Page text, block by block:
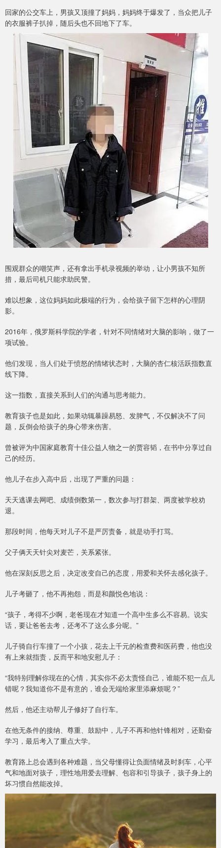
回家的公交车上，男孩又顶撞了妈妈，妈妈终于爆发了，当众把儿子
的衣服裤子扒掉，随后头也不回地下了车。
围观群众的嘲笑声，还有拿出手机录视频的举动，让小男孩不知所
措，最后司机只能求助民警。
难以想象，这位妈妈如此极端的行为，会给孩子留下怎样的心理阴
影。
2016年，俄罗斯科学院的学者，针对不同情绪对大脑的影响，做了一
项试验。
他们发现，当人们处于愤怒的情绪状态时，大脑的杏仁核活跃指数直
线下降。
这一指数，直接关系到人们的沟通与思考能力。
教育孩子也是如此，如果动辄暴躁易怒、发脾气，不仅解决不了问
题，反倒会给孩子的身心带来伤害。
曾被评为中国家庭教育十佳公益人物之一的贾容韬，在书中分享过自
己的经历。
他儿子在步入高中后，出现了严重的问题：
天天逃课去网吧、成绩倒数第一，数次参与打群架、两度被学校劝
退。
那段时间，他每天对儿子不是严厉责备，就是动手打骂。
父子俩天天针尖对麦芒，关系紧张。
他在深刻反思之后，决定改变自己的态度，用爱和关怀去感化孩子。
儿子考砸了，他不再抱怨，而是和颜悦色地说：
“孩子，考得不少啊，老爸现在才知道一个高中生多么不容易。说实
话，要让爸爸去考，还考不了这么多分呢。”
儿子骑自行车撞了一个小孩，花去上千元的检查费和医药费，他也没
有上来就指责，反而平和地安慰儿子：
“我特别理解你现在的心情，其实你不必太责怪自己，谁能不犯一点儿
错呢？我知道你不是有意的，谁会无端给家里添麻烦呢？”
然后，他还主动帮儿子修好了自行车。
在他无条件的接纳、尊重、鼓励中，儿子不再和他针锋相对，还勤奋
学习，最后考入了重点大学。
教育路上总会遇到各种难题，当父母懂得让负面情绪及时刹车，心平
气和地面对孩子，理性地用爱去理解、包容和引导孩子，孩子身上的
坏习惯自然能改掉。